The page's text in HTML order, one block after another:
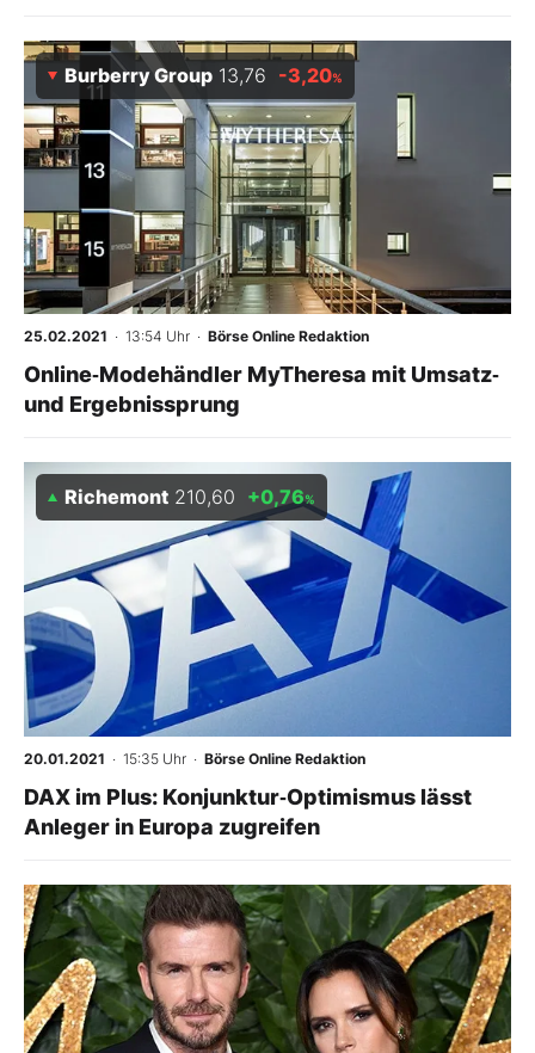
Burberry Group 13,76 -3,20%
25.02.2021 · 13:54 Uhr · Börse Online Redaktion
Online‑Modehändler MyTheresa mit Umsatz‑
und Ergebnissprung
Richemont 210,60 +0,76%
20.01.2021 · 15:35 Uhr · Börse Online Redaktion
DAX im Plus: Konjunktur‑Optimismus lässt
Anleger in Europa zugreifen
-%